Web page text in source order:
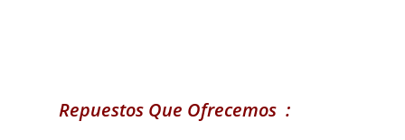
Repuestos Que Ofrecemos :